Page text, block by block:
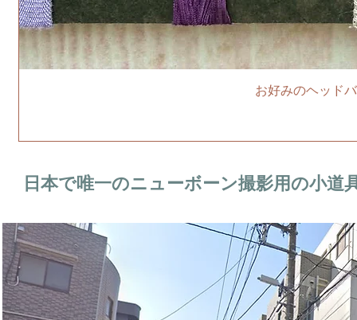
お好みのヘッド
日本で唯一のニューボーン撮影用の小道